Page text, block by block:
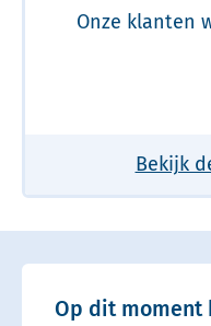
Onze klanten
Bekijk
Op dit moment